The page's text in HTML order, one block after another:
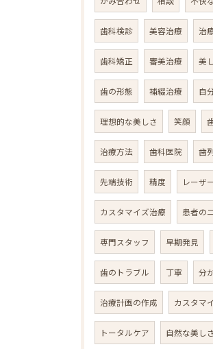
歯科検診 美容治療 治
歯科矯正 審美治療 美
歯の形態 補綴治療 自
理想的な美しさ 笑顔
治療方法 歯科医院 歯
先端技術 精度 レーザ
カスタマイズ治療 患者の
専門スタッフ 早期発見
歯のトラブル 丁寧 分
治療計画の作成 カスタマ
トータルケア 自然な美しさ